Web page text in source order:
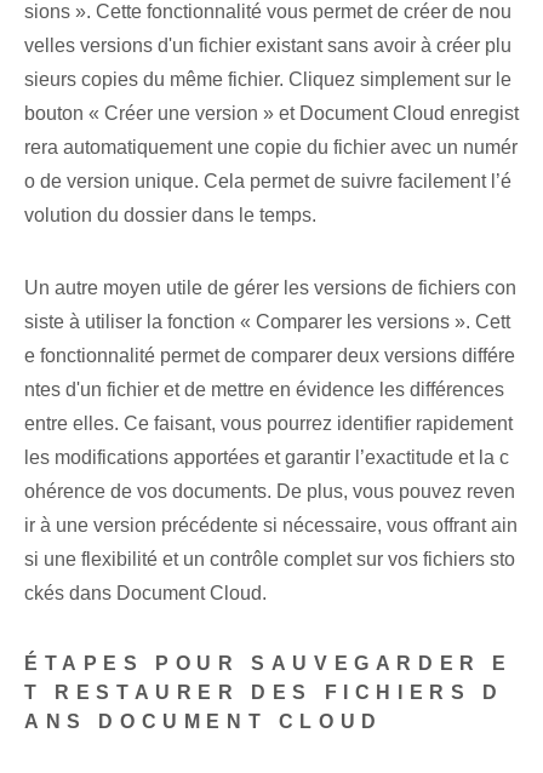
sions ». Cette ⁢fonctionnalité⁤ vous permet de créer de nou
velles versions ⁣d'un fichier existant sans avoir à ‍créer plu
sieurs‍ copies du ⁤même fichier. Cliquez simplement sur le
bouton « Créer une version » et Document Cloud enregist
rera automatiquement une copie du fichier avec un numér
o de version unique. Cela permet de suivre facilement l’é
volution du dossier dans le temps.
Un autre moyen utile de gérer les versions de fichiers con
siste à utiliser la fonction « Comparer les versions ». Cett
e fonctionnalité permet de comparer deux versions différe
ntes d'un fichier et de mettre en évidence les différences
entre elles. Ce faisant, vous pourrez identifier rapidement
les modifications apportées et garantir l’exactitude et la c
ohérence de vos documents. De plus, vous pouvez reven
ir à une version précédente si nécessaire, vous offrant ain
si une flexibilité et un contrôle complet sur vos fichiers sto
ckés dans Document Cloud.
ÉTAPES POUR SAUVEGARDER E
T RESTAURER DES FICHIERS D
ANS DOCUMENT CLOUD